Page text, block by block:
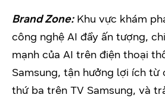
Brand Zone:Khu vực khám
công nghệ AI đầy ấn tượng,
mạnh của AI trên điện thoại
Samsung, tận hưởng lợi ích từ
thứ ba trên TV Samsung, và